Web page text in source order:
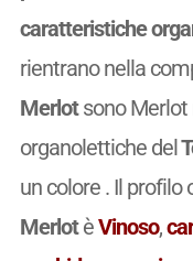
caratteristiche
rientrano nella
Merlotsono Merlot
organolettiche del
un colore . Il
MerlotèVinoso,